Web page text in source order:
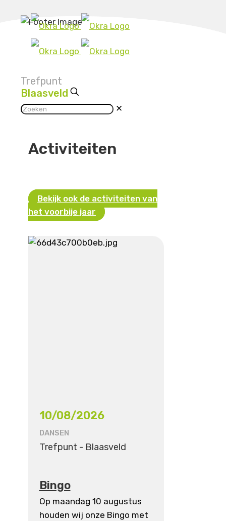
Trefpunt
Blaasveld
✕
Activiteiten
Bekijk ook de activiteiten van
het voorbije jaar
10/08/2026
DANSEN
Trefpunt - Blaasveld
Bingo
Op maandag 10 augustus
houden wij onze Bingo met